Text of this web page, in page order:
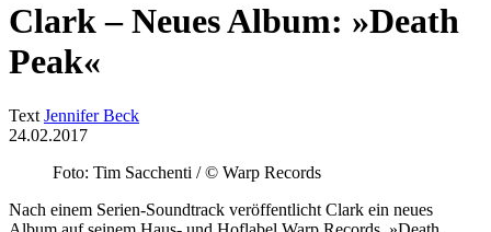
Clark – Neues Album: »Death
Peak«
Text Jennifer Beck
24.02.2017
Foto: Tim Sacchenti / © Warp Records
Nach einem Serien-Soundtrack veröffentlicht Clark ein neues